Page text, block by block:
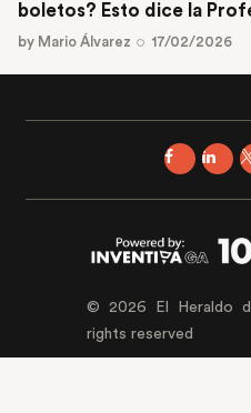
boletos? Esto dice la
by Mario Álvarez 17/02/2026
© 2026 El Heraldo
rights reserved